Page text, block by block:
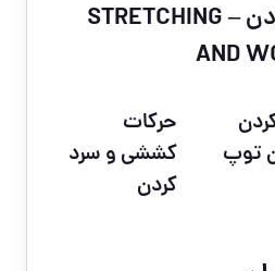
کششی و سرد کردن – STRETCHING
AND
توپ
حرکات
کششی و سرد
کردن